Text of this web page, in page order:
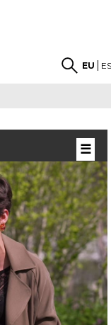
EU
☰